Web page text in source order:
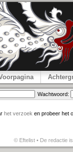
Wachtwoord:
het verzoek en probeer het
© Eftelist • De redactie